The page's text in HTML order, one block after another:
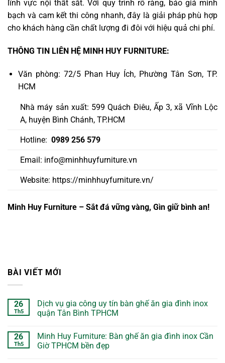
lĩnh vực nội thất sắt. Với quy trình rõ ràng, báo giá minh
bạch và cam kết thi công nhanh, đây là giải pháp phù hợp
cho khách hàng cần chất lượng đi đôi với hiệu quả chi phí.
THÔNG TIN LIÊN HỆ MINH HUY FURNITURE:
Văn phòng: 72/5 Phan Huy Ích, Phường Tân Sơn, TP.
HCM
Nhà máy sản xuất: 599 Quách Điêu, Ấp 3, xã Vĩnh Lộc
A, huyện Bình Chánh, TP.HCM
Hotline: 0989 256 579
Email: info@minhhuyfurniture.vn
Website: https://minhhuyfurniture.vn/
Minh Huy Furniture – Sắt đá vững vàng, Gìn giữ bình an!
BÀI VIẾT MỚI
26
Th5
Dịch vụ gia công uy tín bàn ghế ăn gia đình inox
quận Tân Bình TPHCM
26
Th5
Minh Huy Furniture: Bàn ghế ăn gia đình inox Cần
Giờ TPHCM bền đẹp